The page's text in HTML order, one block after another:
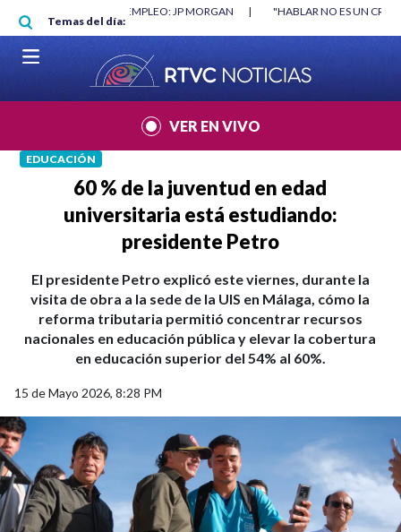
Pasar al contenido principal
Temas del día:
EMPLEO: JP MORGAN |
"HABLAR NO ES UN CRIMEN": CARTA DE
VER EN VIVO
EDUCACIÓN
60 % de la juventud en edad
universitaria está estudiando:
presidente Petro
El presidente Petro explicó este viernes, durante la
visita de obra a la sede de la UIS en Málaga, cómo la
reforma tributaria permitió concentrar recursos
nacionales en educación pública y elevar la cobertura
en educación superior del 54% al 60%.
15 de Mayo 2026, 8:28 PM